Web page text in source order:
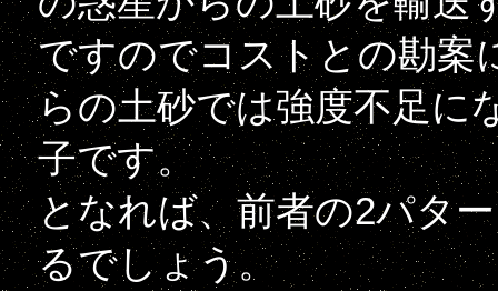
ですのでコストとの勘案
らの土砂では強度不足に
子です。
となれば、前者の2パタ
るでしょう。